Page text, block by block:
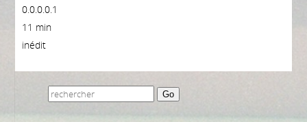
0.0.0.0.1
11 min
inédit
Go